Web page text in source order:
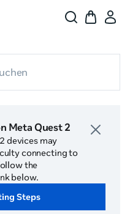
Meta Quest 2
devices may
connecting to
the
below.
Steps